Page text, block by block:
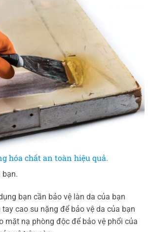
hóa chất an toàn hiệu quả.
bạn.
bạn cần bảo vệ làn da của bạn
cao su nặng để bảo vệ da của bạn
mặt nạ phòng độc để bảo vệ phổi của